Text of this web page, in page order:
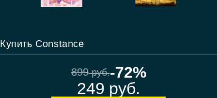
Купить Constance
899руб.-72%
249 руб.